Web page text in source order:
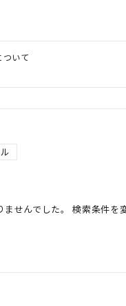
ついて
せんでした。 検索条件を